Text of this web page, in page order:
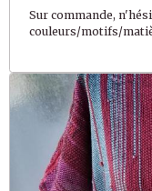
Sur commande,
couleurs/motifs/